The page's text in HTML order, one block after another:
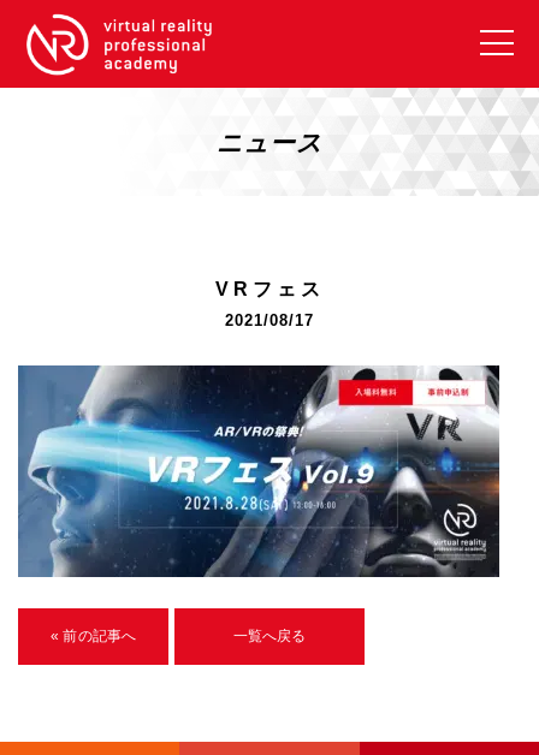
VRアカデミーとは
【2026年10月】ARエキスパートコース
【2026年10月】XRプロフェッショナル
《リスキリング補助金コース》
リスキリング補助金対象コース説明
《SDGs》
U-15メタバースプログラミング講座
受講生紹介
ニュース
VRフェス
2021/08/17
« 前の記事へ 一覧へ戻る